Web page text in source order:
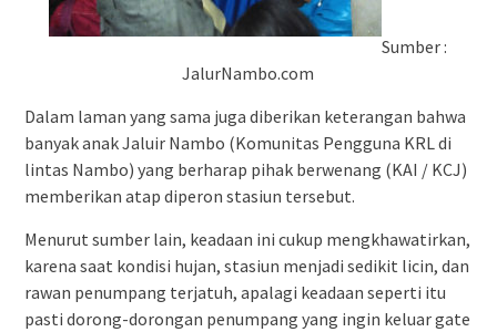
Sumber :
JalurNambo.com
Dalam laman yang sama juga diberikan keterangan bahwa
banyak anak Jaluir Nambo (Komunitas Pengguna KRL di
lintas Nambo) yang berharap pihak berwenang (KAI / KCJ)
memberikan atap diperon stasiun tersebut.
Menurut sumber lain, keadaan ini cukup mengkhawatirkan,
karena saat kondisi hujan, stasiun menjadi sedikit licin, dan
rawan penumpang terjatuh, apalagi keadaan seperti itu
pasti dorong-dorongan penumpang yang ingin keluar gate